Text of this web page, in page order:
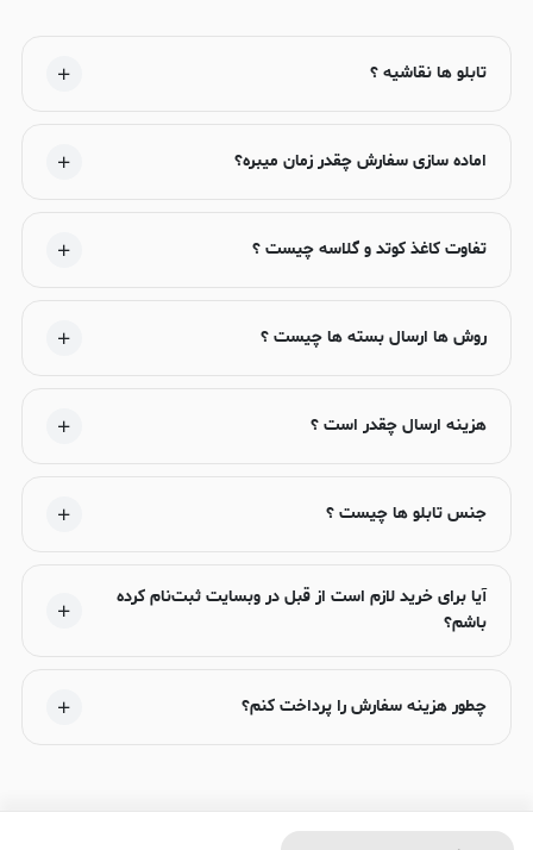
تابلو ها نقاشیه ؟
اماده سازی سفارش چقدر زمان میبره؟
تفاوت کاغذ کوتد و گلاسه چیست ؟
روش ها ارسال بسته ها چیست ؟
هزینه ارسال چقدر است ؟
جنس تابلو ها چیست ؟
آیا برای خرید لازم است از قبل در وبسایت ثبت‌نام کرده
باشم؟
چطور هزینه سفارش را پرداخت کنم؟